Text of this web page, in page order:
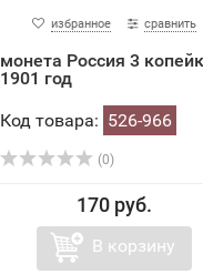
избранное сравнить
монета Россия 3
1901 год
Код товара: 526-966
(0)
170 руб.
В корзину